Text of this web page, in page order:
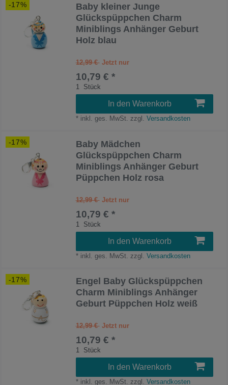
-17%
Baby kleiner Junge
Glückspüppchen Charm
Miniblings Anhänger Geburt
Holz blau
12,99 €
10,79 € *
1 Stück
In den Warenkorb
* inkl. ges. MwSt. zzgl. Versandkosten
-17%
Baby Mädchen
Glückspüppchen Charm
Miniblings Anhänger Geburt
Püppchen Holz rosa
12,99 €
10,79 € *
1 Stück
In den Warenkorb
* inkl. ges. MwSt. zzgl. Versandkosten
-17%
Engel Baby Glückspüppchen
Charm Miniblings Anhänger
Geburt Püppchen Holz weiß
12,99 €
10,79 € *
1 Stück
In den Warenkorb
* inkl. ges. MwSt. zzgl. Versandkosten